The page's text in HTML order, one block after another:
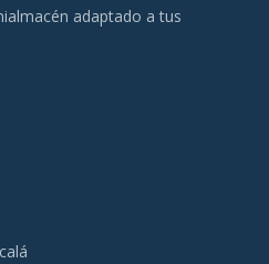
adaptado a tus